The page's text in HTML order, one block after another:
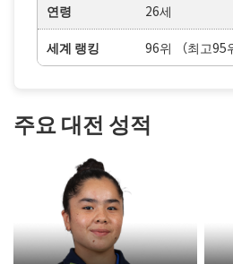
연령 26세
세계 랭킹 96위 （최고95
주요 대전 성적